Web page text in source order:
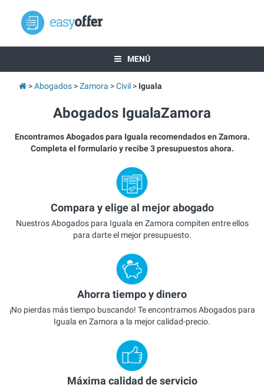
MENÚ
Abogados Zamora Civil Iguala
Abogados IgualaZamora
Encontramos Abogados para Iguala recomendados en Zamora.
Completa el formulario y recibe 3 presupuestos ahora.
Compara y elige al mejor abogado
Nuestros Abogados para Iguala en Zamora compiten entre ellos
para darte el mejor presupuesto.
Ahorra tiempo y dinero
¡No pierdas más tiempo buscando! Te encontramos Abogados para
Iguala en Zamora a la mejor calidad-precio.
Máxima calidad de servicio